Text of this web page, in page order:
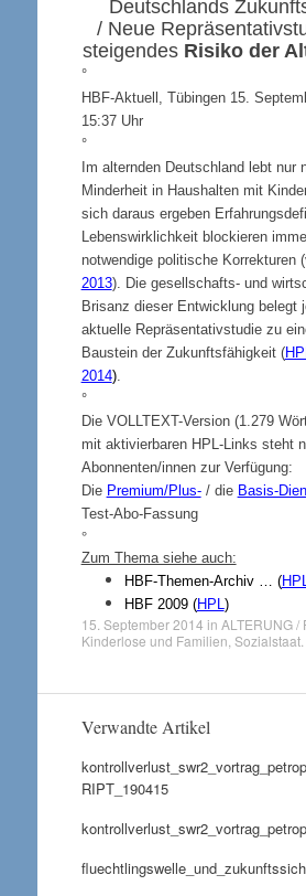
Deutschlands
/ Neue
steigendes Risiko der
°
HBF-Aktuell, Tübingen 15.
15:37 Uhr
°
Im alternden Deutschland lebt nur
Minderheit in Haushalten mit
sich daraus ergeben
Lebenswirklichkeit blockieren
notwendige politische Korrekturen
2013). Die gesellschafts- und
Brisanz dieser Entwicklung belegt
aktuelle Repräsentativstudie zu
Baustein der Zukunftsfähigkeit (
2014).
°
Die VOLLTEXT-Version (1.279
mit aktivierbaren HPL-Links steht
Abonnenten/innen zur Verfügung:
Die Premium/Plus-/ die Basis-
Test-Abo-Fassung
°
Zum Thema siehe auch:
HBF-Themen-Archiv … (HPL
HBF 2009 (HPL )
15. September 2014 in ALTERUNG /
Kinderlose und Familien Sozialstaat.
Verwandte Artikel
RIPT_190415